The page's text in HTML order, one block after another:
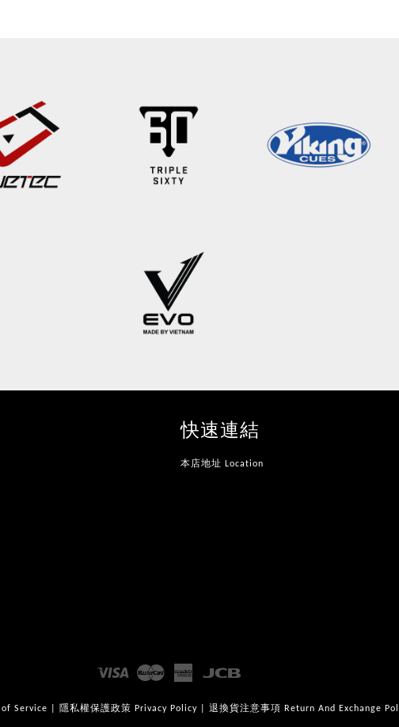
快速連結
本店地址 Location
Visa Master
American
Service 隱私權保護政策 Privacy Policy| 退換貨注意事項 Return And Exchange